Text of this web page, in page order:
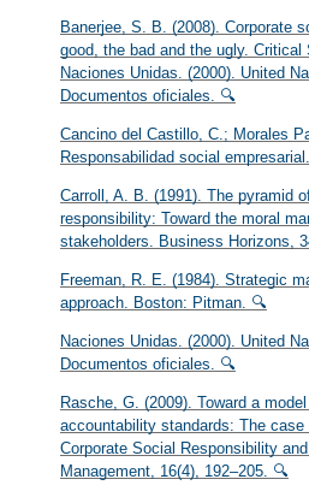
Banerjee, S. B. (2008). Corporate
good, the bad and the ugly. Critical
Naciones Unidas. (2000). United
Documentos oficiales. 🔍
Cancino del Castillo, C.; Morales
Responsabilidad social
Carroll, A. B. (1991). The pyramid
responsibility: Toward the moral
stakeholders. Business Horizons,
Freeman, R. E. (1984). Strategic
approach. Boston: Pitman. 🔍
Naciones Unidas. (2000). United
Documentos oficiales. 🔍
Rasche, G. (2009). Toward a
accountability standards: The
Corporate Social Responsibility
Management, 16(4), 192–205. 🔍